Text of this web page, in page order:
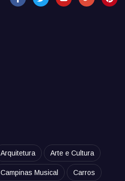
Arquitetura Arte e Cultura
Campinas Musical Carros